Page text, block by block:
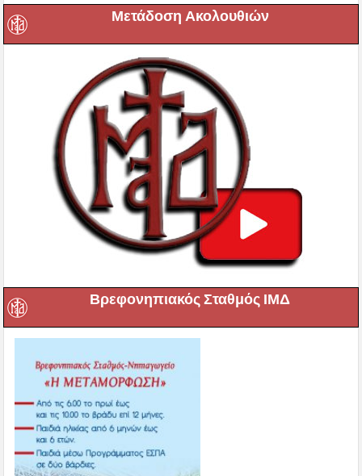
Μετάδοση Ακολουθιών
Βρεφονηπιακός Σταθμός ΙΜΔ